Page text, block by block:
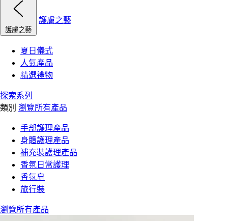
護膚之藝
護膚之藝
夏日儀式
人氣產品
精選禮物
探索系列
類別 瀏覽所有產品
手部護理產品
身體護理產品
補充裝護理產品
香氛日常護理
香氛皂
旅行裝
瀏覽所有產品